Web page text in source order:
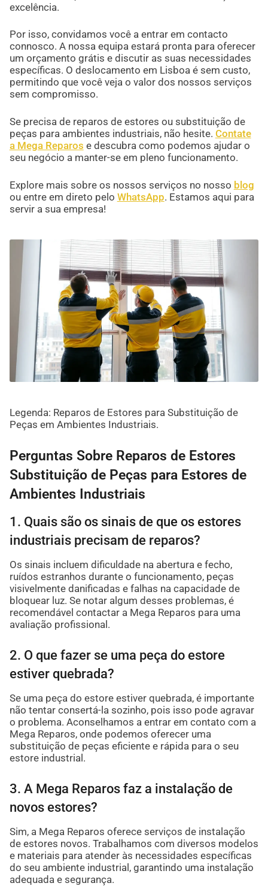
excelência.
Por isso, convidamos você a entrar em contacto
connosco. A nossa equipa estará pronta para oferecer
um orçamento grátis e discutir as suas necessidades
específicas. O deslocamento em Lisboa é sem custo,
permitindo que você veja o valor dos nossos serviços
sem compromisso.
Se precisa de reparos de estores ou substituição de
peças para ambientes industriais, não hesite. Contate
a Mega Reparos e descubra como podemos ajudar o
seu negócio a manter-se em pleno funcionamento.
Explore mais sobre os nossos serviços no nosso blog
ou entre em direto pelo WhatsApp. Estamos aqui para
servir a sua empresa!
Legenda: Reparos de Estores para Substituição de
Peças em Ambientes Industriais.
Perguntas Sobre Reparos de Estores
Substituição de Peças para Estores de
Ambientes Industriais
1. Quais são os sinais de que os estores
industriais precisam de reparos?
Os sinais incluem dificuldade na abertura e fecho,
ruídos estranhos durante o funcionamento, peças
visivelmente danificadas e falhas na capacidade de
bloquear luz. Se notar algum desses problemas, é
recomendável contactar a Mega Reparos para uma
avaliação profissional.
2. O que fazer se uma peça do estore
estiver quebrada?
Se uma peça do estore estiver quebrada, é importante
não tentar consertá-la sozinho, pois isso pode agravar
o problema. Aconselhamos a entrar em contato com a
Mega Reparos, onde podemos oferecer uma
substituição de peças eficiente e rápida para o seu
estore industrial.
3. A Mega Reparos faz a instalação de
novos estores?
Sim, a Mega Reparos oferece serviços de instalação
de estores novos. Trabalhamos com diversos modelos
e materiais para atender às necessidades específicas
do seu ambiente industrial, garantindo uma instalação
adequada e segurança.